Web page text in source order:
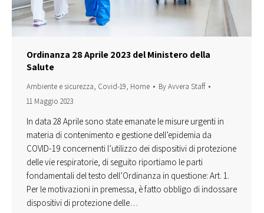
Ordinanza 28 Aprile 2023 del Ministero della
Salute
Ambiente e sicurezza, Covid-19, Home ByAvvera Staff
11 Maggio 2023
In data 28 Aprile sono state emanate le misure urgenti in
materia di contenimento e gestione dell’epidemia da
COVID-19 concernenti l’utilizzo dei dispositivi di protezione
delle vie respiratorie, di seguito riportiamo le parti
fondamentali del testo dell’Ordinanza in questione: Art. 1.
Per le motivazioni in premessa, è fatto obbligo di indossare
dispositivi di protezione delle…